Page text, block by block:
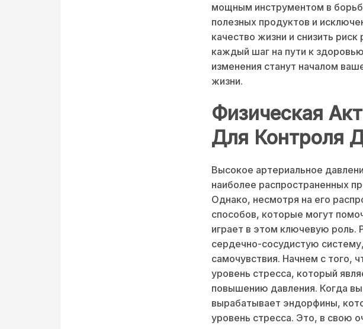
мощным инструментом в
полезных продуктов и
качество жизни и снизить
каждый шаг на пути к
изменения станут началом
жизни.
Физическая
Для Контроля
Высокое артериальное
наиболее распространенных
Однако, несмотря на его
способов, которые могут
играет в этом ключевую роль.
сердечно-сосудистую
самочувствия. Начнем с того,
уровень стресса, который
повышению давления. Когда
вырабатывает эндорфины,
уровень стресса. Это, в свою